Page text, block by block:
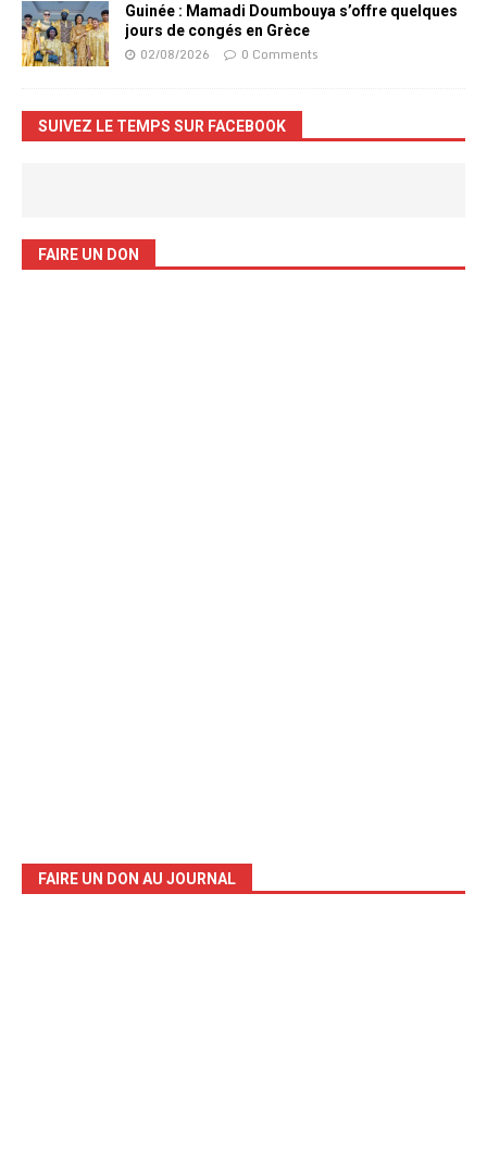
Guinée : Mamadi Doumbouya s’offre quelques
jours de congés en Grèce
02/08/2026 0 Comments
SUIVEZ LE TEMPS SUR FACEBOOK
FAIRE UN DON
FAIRE UN DON AU JOURNAL